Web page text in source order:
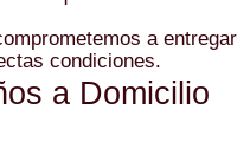
a entregar
condiciones.
a Domicilio